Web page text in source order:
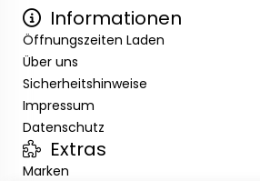
Informationen
Öffnungszeiten Laden
Über uns
Sicherheitshinweise
Impressum
Datenschutz
Extras
Marken